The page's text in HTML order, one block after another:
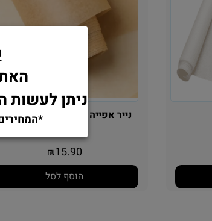
נייר אפייה חום 60\40 - 50יחידות
₪ 15.90
הוסף לסל
ניתן לעשות